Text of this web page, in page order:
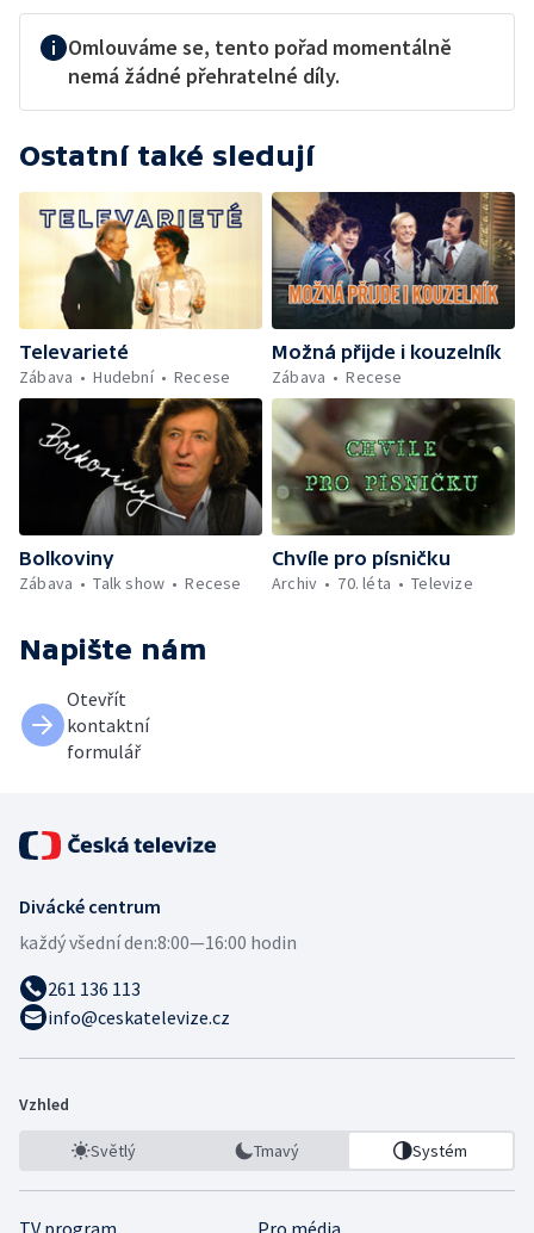
Omlouváme se, tento pořad momentálně
nemá žádné přehratelné díly.
Ostatní také sledují
Televarieté
Zábava
Hudební Recese
Možná přijde i kouzelník
Zábava
Recese
Bolkoviny
Zábava
Talk show Recese
Chvíle pro písničku
Archiv
70. léta Televize
Napište nám
Otevřít
kontaktní
formulář
Divácké centrum
každý všední den:8:00—16:00 hodin
261 136 113
info@ceskatelevize.cz
Vzhled
Světlý Tmavý Systém
TV program Pro média